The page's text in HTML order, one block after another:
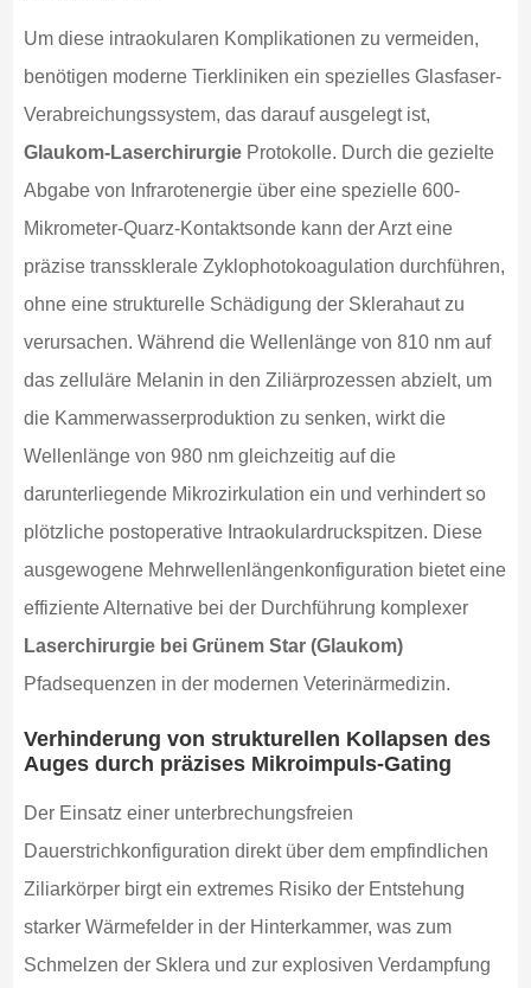
Um diese intraokularen Komplikationen zu vermeiden,
benötigen moderne Tierkliniken ein spezielles Glasfaser-
Verabreichungssystem, das darauf ausgelegt ist,
Glaukom-LaserchirurgieProtokolle. Durch die gezielte
Abgabe von Infrarotenergie über eine spezielle 600-
Mikrometer-Quarz-Kontaktsonde kann der Arzt eine
präzise transsklerale Zyklophotokoagulation durchführen,
ohne eine strukturelle Schädigung der Sklerahaut zu
verursachen. Während die Wellenlänge von 810 nm auf
das zelluläre Melanin in den Ziliärprozessen abzielt, um
die Kammerwasserproduktion zu senken, wirkt die
Wellenlänge von 980 nm gleichzeitig auf die
darunterliegende Mikrozirkulation ein und verhindert so
plötzliche postoperative Intraokulardruckspitzen. Diese
ausgewogene Mehrwellenlängenkonfiguration bietet eine
effiziente Alternative bei der Durchführung komplexer
Laserchirurgie bei Grünem Star (Glaukom)
Pfadsequenzen in der modernen Veterinärmedizin.
Verhinderung von strukturellen Kollapsen des
Auges durch präzises Mikroimpuls-Gating
Der Einsatz einer unterbrechungsfreien
Dauerstrichkonfiguration direkt über dem empfindlichen
Ziliarkörper birgt ein extremes Risiko der Entstehung
starker Wärmefelder in der Hinterkammer, was zum
Schmelzen der Sklera und zur explosiven Verdampfung